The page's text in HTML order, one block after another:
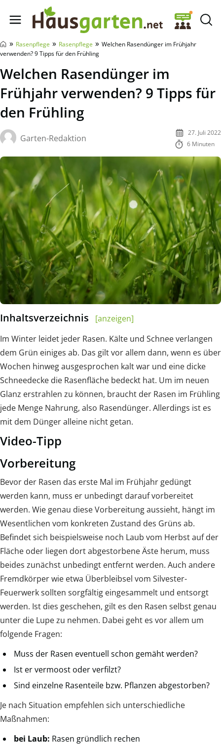
Hausgarten.net
» Rasenpflege » Rasenpflege » Welchen Rasendünger im Frühjahr
verwenden? 9 Tipps für den Frühling
Welchen Rasendünger im
Frühjahr verwenden? 9 Tipps für
den Frühling
Garten-Redaktion
27. Juli 2022
6 Minuten
Inhaltsverzeichnis
[anzeigen]
Im Winter leidet jeder Rasen. Kälte und Schnee verlangen
dem Grün einiges ab. Das gilt vor allem dann, wenn es über
Wochen hinweg ausgesprochen kalt war und eine dicke
Schneedecke die Rasenfläche bedeckt hat. Um im neuen
Glanz erstrahlen zu können, braucht der Rasen im Frühling
jede Menge Nahrung, also Rasendünger. Allerdings ist es
mit dem Dünger alleine nicht getan.
Video-Tipp
Vorbereitung
Bevor der Rasen das erste Mal im Frühjahr gedüngt
werden kann, muss er unbedingt darauf vorbereitet
werden. Wie genau diese Vorbereitung aussieht, hängt im
Wesentlichen vom konkreten Zustand des Grüns ab.
Befindet sich beispielsweise noch Laub vom Herbst auf der
Fläche oder liegen dort abgestorbene Äste herum, muss
beides zunächst unbedingt entfernt werden. Auch andere
Fremdkörper wie etwa Überbleibsel vom Silvester-
Feuerwerk sollten sorgfältig eingesammelt und entsorgt
werden. Ist dies geschehen, gilt es den Rasen selbst genau
unter die Lupe zu nehmen. Dabei geht es vor allem um
folgende Fragen:
Muss der Rasen eventuell schon gemäht werden?
Ist er vermoost oder verfilzt?
Sind einzelne Rasenteile bzw. Pflanzen abgestorben?
Je nach Situation empfehlen sich unterschiedliche
Maßnahmen:
bei Laub: Rasen gründlich rechen